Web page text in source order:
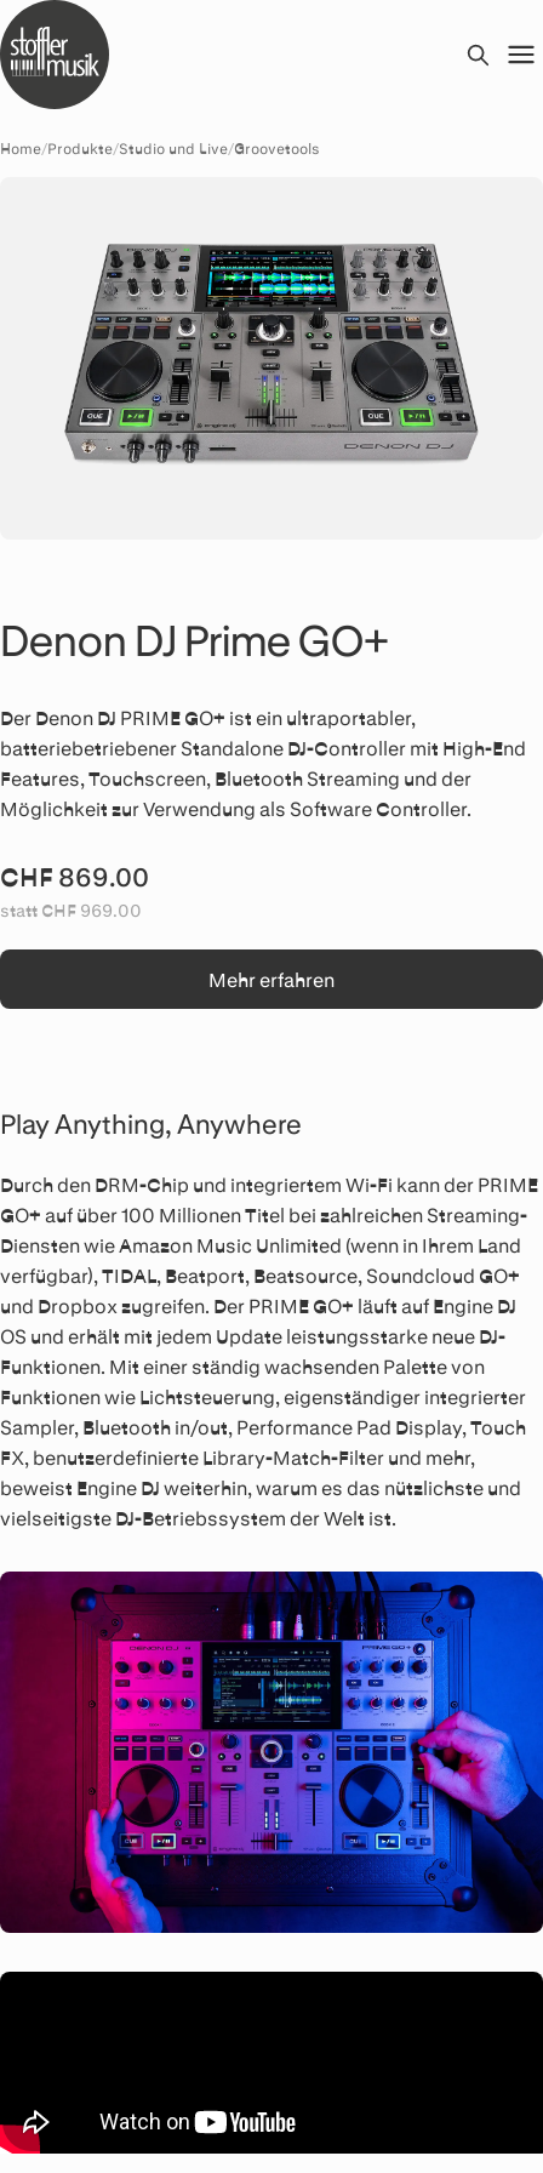
Home/Produkte/Studio und Live/Groovetools
Denon DJ Prime GO+
Der Denon DJ PRIME GO+ ist ein ultraportabler,
batteriebetriebener Standalone DJ-Controller mit High-End
Features, Touchscreen, Bluetooth Streaming und der
Möglichkeit zur Verwendung als Software Controller.
CHF 869.00
statt CHF 969.00
Mehr erfahren
Play Anything, Anywhere
Durch den DRM-Chip und integriertem Wi-Fi kann der PRIME
GO+ auf über 100 Millionen Titel bei zahlreichen Streaming-
Diensten wie Amazon Music Unlimited (wenn in Ihrem Land
verfügbar), TIDAL, Beatport, Beatsource, Soundcloud GO+
und Dropbox zugreifen. Der PRIME GO+ läuft auf Engine DJ
OS und erhält mit jedem Update leistungsstarke neue DJ-
Funktionen. Mit einer ständig wachsenden Palette von
Funktionen wie Lichtsteuerung, eigenständiger integrierter
Sampler, Bluetooth in/out, Performance Pad Display, Touch
FX, benutzerdefinierte Library-Match-Filter und mehr,
beweist Engine DJ weiterhin, warum es das nützlichste und
vielseitigste DJ-Betriebssystem der Welt ist.